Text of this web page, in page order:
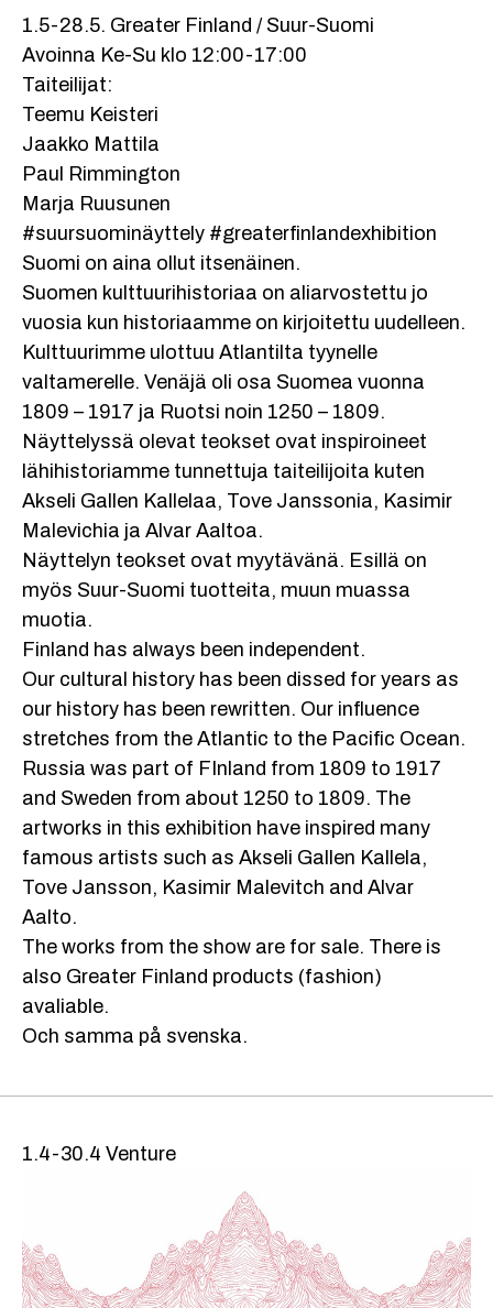
1.5-28.5. Greater Finland / Suur-Suomi
Avoinna Ke-Su klo 12:00-17:00
Taiteilijat:
Teemu Keisteri
Jaakko Mattila
Paul Rimmington
Marja Ruusunen
#suursuominäyttely #greaterfinlandexhibition
Suomi on aina ollut itsenäinen.
Suomen kulttuurihistoriaa on aliarvostettu jo
vuosia kun historiaamme on kirjoitettu uudelleen.
Kulttuurimme ulottuu Atlantilta tyynelle
valtamerelle. Venäjä oli osa Suomea vuonna
1809 – 1917 ja Ruotsi noin 1250 – 1809.
Näyttelyssä olevat teokset ovat inspiroineet
lähihistoriamme tunnettuja taiteilijoita kuten
Akseli Gallen Kallelaa, Tove Janssonia, Kasimir
Malevichia ja Alvar Aaltoa.
Näyttelyn teokset ovat myytävänä. Esillä on
myös Suur-Suomi tuotteita, muun muassa
muotia.
Finland has always been independent.
Our cultural history has been dissed for years as
our history has been rewritten. Our influence
stretches from the Atlantic to the Pacific Ocean.
Russia was part of FInland from 1809 to 1917
and Sweden from about 1250 to 1809. The
artworks in this exhibition have inspired many
famous artists such as Akseli Gallen Kallela,
Tove Jansson, Kasimir Malevitch and Alvar
Aalto.
The works from the show are for sale. There is
also Greater Finland products (fashion)
avaliable.
Och samma på svenska.
1.4-30.4 Venture